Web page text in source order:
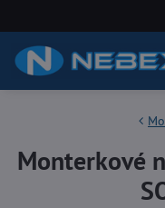
Monterkové